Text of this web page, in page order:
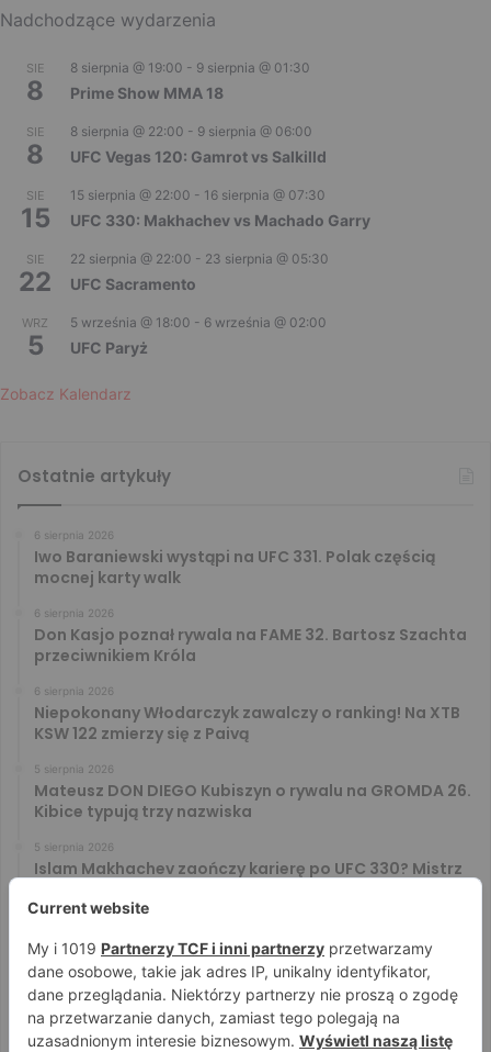
Nadchodzące wydarzenia
SIE
8
8 sierpnia @ 19:00 - 9 sierpnia @ 01:30
Prime Show MMA 18
SIE
8
8 sierpnia @ 22:00 - 9 sierpnia @ 06:00
UFC Vegas 120: Gamrot vs Salkilld
SIE
15
15 sierpnia @ 22:00 - 16 sierpnia @ 07:30
UFC 330: Makhachev vs Machado Garry
SIE
22
22 sierpnia @ 22:00 - 23 sierpnia @ 05:30
UFC Sacramento
WRZ
5
5 września @ 18:00 - 6 września @ 02:00
UFC Paryż
Zobacz Kalendarz
Ostatnie artykuły
6 sierpnia 2026
Iwo Baraniewski wystąpi na UFC 331. Polak częścią
mocnej karty walk
6 sierpnia 2026
Don Kasjo poznał rywala na FAME 32. Bartosz Szachta
przeciwnikiem Króla
6 sierpnia 2026
Niepokonany Włodarczyk zawalczy o ranking! Na XTB
KSW 122 zmierzy się z Paivą
5 sierpnia 2026
Mateusz DON DIEGO Kubiszyn o rywalu na GROMDA 26.
Kibice typują trzy nazwiska
5 sierpnia 2026
Islam Makhachev zaończy karierę po UFC 330? Mistrz
Tańcula nie gryzł się w język. Wymowna sugestia o
zachowaniu Jacka Murańskiego [VIDEO]
4 sierpnia 2026
Ostre spojrzenia Jóźwiaka i Ryty. Zobacz face to face
przed PRIME 18